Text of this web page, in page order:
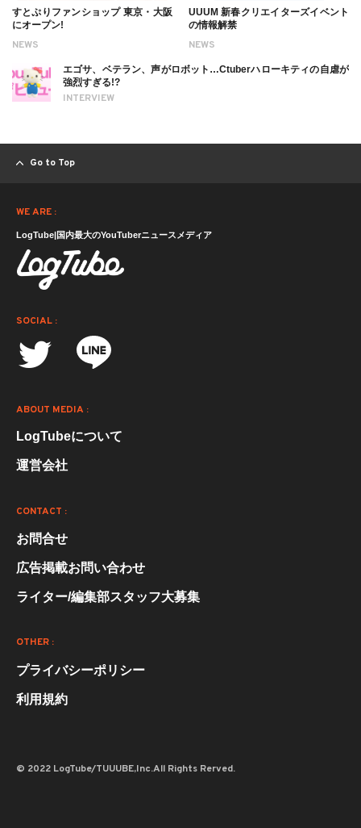
NEWS
すとぷりファンショップ 東京・大阪
にオープン!
NEWS
UUUM 新春クリエイターズイベント
の情報解禁
INTERVIEW
エゴサ、ベテラン、声がロボット…Ctuberハローキティの自虐が
強烈すぎる!?
Go to Top
WE ARE :
LogTube|国内最大のYouTuberニュースメディア
SOCIAL :
ABOUT MEDIA :
LogTubeについて
運営会社
CONTACT :
お問合せ
広告掲載お問い合わせ
ライター/編集部スタッフ大募集
OTHER :
プライバシーポリシー
利用規約
© 2022 LogTube/TUUUBE,Inc.All Rights Rerved.